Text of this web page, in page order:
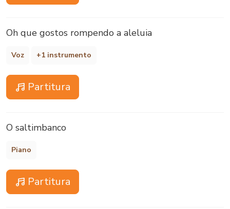
Oh que gostos rompendo a aleluia
Voz +1 instrumento
Partitura
O saltimbanco
Piano
Partitura